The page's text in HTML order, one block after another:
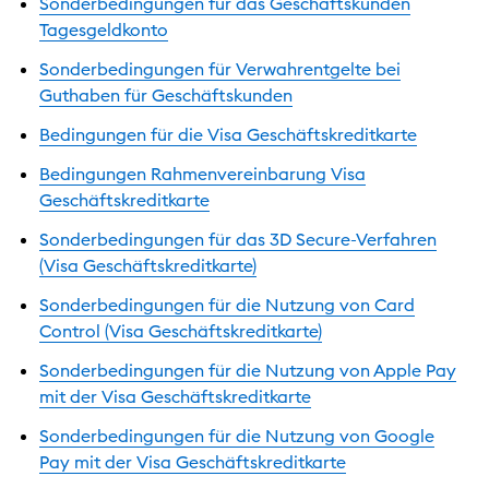
Tagesgeldkonto
Sonderbedingungen für Verwahrentgelte bei
Guthaben für Geschäftskunden
Bedingungen für die Visa Geschäftskreditkarte
Bedingungen Rahmenvereinbarung Visa
Geschäftskreditkarte
Sonderbedingungen für das 3D Secure-Verfahren
(Visa Geschäftskreditkarte)
Sonderbedingungen für die Nutzung von Card
Control (Visa Geschäftskreditkarte)
Sonderbedingungen für die Nutzung von Apple Pay
mit der Visa Geschäftskreditkarte
Sonderbedingungen für die Nutzung von Google
Pay mit der Visa Geschäftskreditkarte